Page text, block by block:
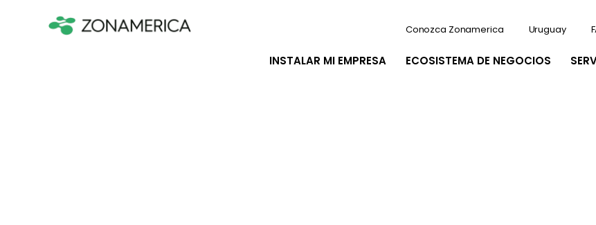
INSTALAR MI EMPRESA ECOSISTEMA DE NEGOCIOS
Conozca Zonamerica Uruguay